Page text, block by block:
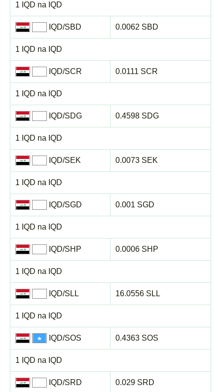
1 IQD na IQD
IQD/SBD
1 IQD na IQD
0.0062 SBD
IQD/SCR
1 IQD na IQD
0.0111 SCR
IQD/SDG
1 IQD na IQD
0.4598 SDG
IQD/SEK
1 IQD na IQD
0.0073 SEK
IQD/SGD
1 IQD na IQD
0.001 SGD
IQD/SHP
1 IQD na IQD
0.0006 SHP
IQD/SLL
1 IQD na IQD
16.0556 SLL
IQD/SOS
1 IQD na IQD
0.4363 SOS
IQD/SRD 0.029 SRD